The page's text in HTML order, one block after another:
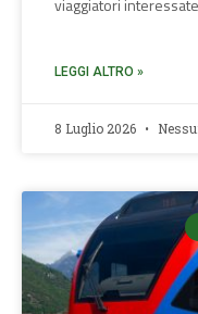
viaggiatori interessate
LEGGI ALTRO »
8 Luglio 2026